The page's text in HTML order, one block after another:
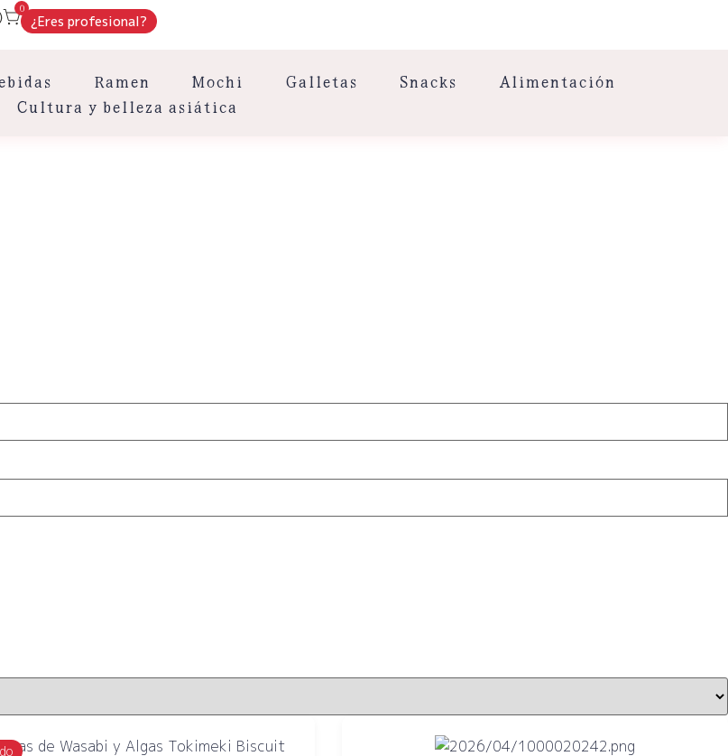
0
¿Eres profesional?
Ramen Mochi Galletas Snacks
Alimentación
Cultura y belleza asiática